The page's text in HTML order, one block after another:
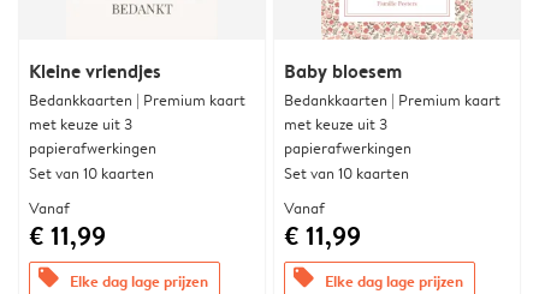
Kleine vriendjes
Bedankkaarten | Premium kaart
met keuze uit 3
papierafwerkingen
Set van 10 kaarten
Vanaf
€ 11,99
offers Elke dag lage prijzen
Baby bloesem
Bedankkaarten | Premium kaart
met keuze uit 3
papierafwerkingen
Set van 10 kaarten
Vanaf
€ 11,99
offers Elke dag lage prijzen